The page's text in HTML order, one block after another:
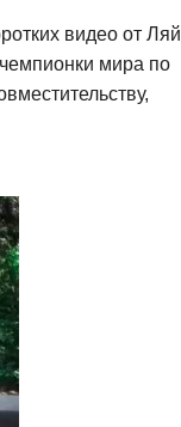
видео от
мира по